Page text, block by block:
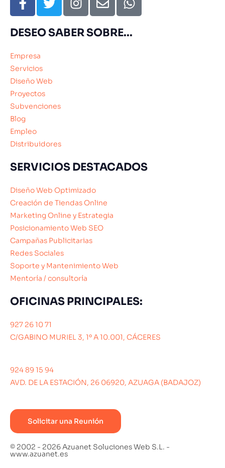
DESEO SABER SOBRE...
Empresa
Servicios
Diseño Web
Proyectos
Subvenciones
Blog
Empleo
Distribuidores
SERVICIOS DESTACADOS
Diseño Web Optimizado
Creación de Tiendas Online
Marketing Online y Estrategia
Posicionamiento Web SEO
Campañas Publicitarias
Redes Sociales
Soporte y Mantenimiento Web
Mentoría / consultoría
OFICINAS PRINCIPALES:
927 26 10 71
C/GABINO MURIEL 3, 1º A 10.001, CÁCERES
924 89 15 94
AVD. DE LA ESTACIÓN, 26 06920, AZUAGA (BADAJOZ)
Solicitar una Reunión
© 2002 - 2026 Azuanet Soluciones Web S.L. -
www.azuanet.es